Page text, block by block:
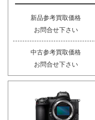
新品参考買取価格
お問合せ下さい
中古参考買取価格
お問合せ下さい